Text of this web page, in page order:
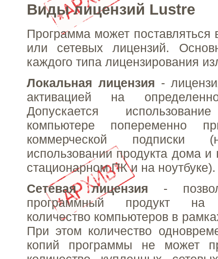
Виды лицензий Lustre
Программа может поставляться
или сетевых лицензий.
каждого типа лицензирования
Локальная лицензия -
активацией на
Допускается
компьютере попеременно
коммерческой подписки
использовании продукта дома
стационарном ПК и на ноутбуке).
Сетевая лицензия -
программный продукт на
количество компьютеров в
При этом количество
копий программы не может